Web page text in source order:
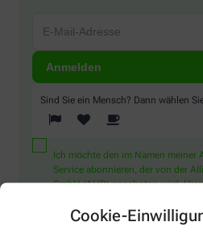
Cookie-
Sind Sie ein Mensch? Dann wählen
Ich möchte den im Namen meiner
Service abonnieren, der von der
GmbH (AHD) angeboten wird.
verarbeitet. AHD setzt für den
Newsletters den Dienstleister